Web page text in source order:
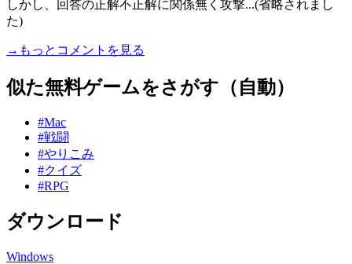
しかし、回答の正解不正解に関係無く攻撃...(省略されまし
た)
→もっとコメントを見る
似た無料ゲームをさがす（自動）
#Mac
#戦闘
#やりこみ
#クイズ
#RPG
ダウンロード
Windows